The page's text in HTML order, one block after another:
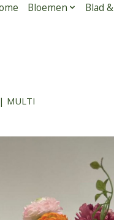
Bloemen Blad
| MULTI